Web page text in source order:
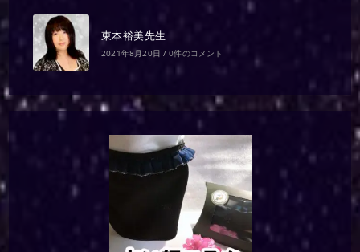
東本裕美先生
2021年8月20日 / 0件のコメント